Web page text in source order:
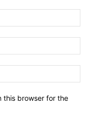
this browser for the